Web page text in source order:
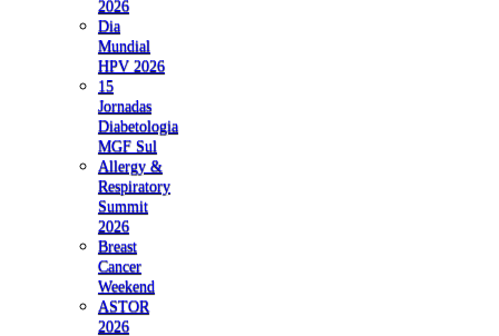
2026
Dia
Mundial
HPV 2026
15
Jornadas
Diabetologia
MGF Sul
Allergy &
Respiratory
Summit
2026
Breast
Cancer
Weekend
ASTOR
2026